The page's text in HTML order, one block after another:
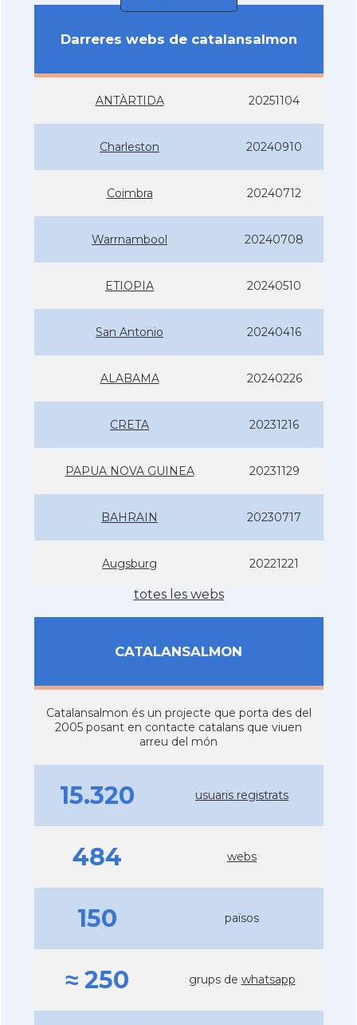
Darreres webs de catalansalmon
ANTÀRTIDA 20251104
Charleston 20240910
Coimbra 20240712
Warrnambool 20240708
ETIOPIA 20240510
San Antonio 20240416
ALABAMA 20240226
CRETA 20231216
PAPUA NOVA GUINEA 20231129
BAHRAIN 20230717
Augsburg 20221221
totes les webs
CATALANSALMON
Catalansalmon és un projecte que porta des del
2005 posant en contacte catalans que viuen
arreu del món
15.320 usuaris registrats
484 webs
150 països
≈ 250 grups de whatsapp